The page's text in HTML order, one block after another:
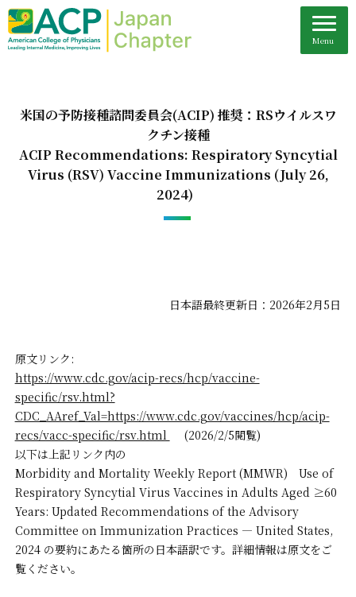
米国の予防接種諮問委員会(ACIP) 推奨：RSウイルスワ
クチン接種
ACIP Recommendations: Respiratory Syncytial
Virus (RSV) Vaccine Immunizations (July 26,
2024)
日本語最終更新日：2026年2月5日
原文リンク:
https://www.cdc.gov/acip-recs/hcp/vaccine-
specific/rsv.html?
CDC_AAref_Val=https://www.cdc.gov/vaccines/hcp/acip-
recs/vacc-specific/rsv.html
(2026/2/5閲覧)
以下は上記リンク内の
Morbidity and Mortality Weekly Report (MMWR) Use of
Respiratory Syncytial Virus Vaccines in Adults Aged ≥60
Years: Updated Recommendations of the Advisory
Committee on Immunization Practices — United States,
2024 の要約にあたる箇所の日本語訳です。詳細情報は原文をご
覧ください。